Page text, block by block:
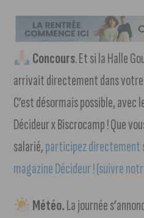
Concours. Et si la Halle
arrivait directement dans
C’est désormais possible, avec
Décideur x Biscrocamp ! Que
salarié,participez directement
magazine Décideur ! (suivre
Météo.La journée